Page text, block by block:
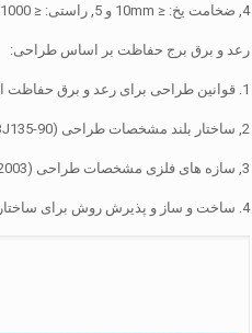
4, ضخامت یخ: ≤ 10mm و 5, راستی: ≤ 1/1000
رعد و برق برج حفاظت بر اساس طراحی:
1. قوانین طراحی برای رعد و برق حفاظت از ساختمان (GB50057-94)
2, ساختار بلند مشخصات طراحی (GBJ135-90)
3, سازه های فلزی مشخصات طراحی (GB50017-2003)
4. ساخت و ساز و پذیرش روش برای ساختار برج فولاد (CECS 80:2006)